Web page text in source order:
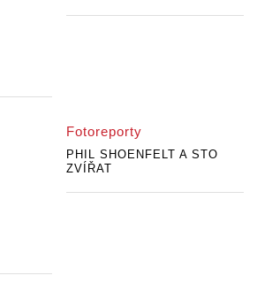
Fotoreporty
PHIL SHOENFELT A STO
ZVÍŘAT